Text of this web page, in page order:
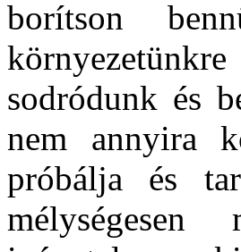
borítson
sodródunk és
nem annyira
próbálja és